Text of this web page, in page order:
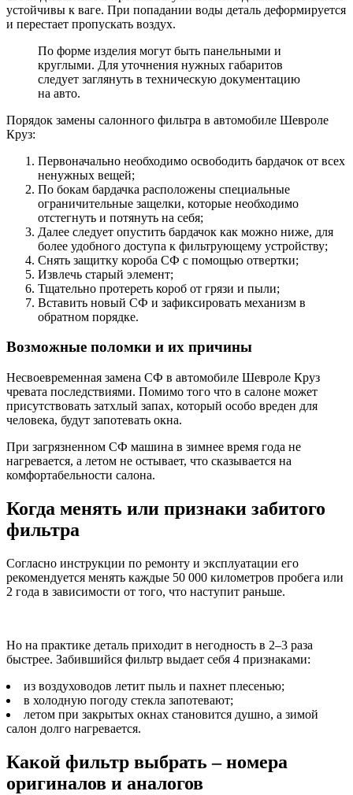
устойчивы к ваге. При попадании воды деталь деформируется
и перестает пропускать воздух.
По форме изделия могут быть панельными и
круглыми. Для уточнения нужных габаритов
следует заглянуть в техническую документацию
на авто.
Порядок замены салонного фильтра в автомобиле Шевроле
Круз:
Первоначально необходимо освободить бардачок от всех
ненужных вещей;
По бокам бардачка расположены специальные
ограничительные защелки, которые необходимо
отстегнуть и потянуть на себя;
Далее следует опустить бардачок как можно ниже, для
более удобного доступа к фильтрующему устройству;
Снять защитку короба СФ с помощью отвертки;
Извлечь старый элемент;
Тщательно протереть короб от грязи и пыли;
Вставить новый СФ и зафиксировать механизм в
обратном порядке.
Возможные поломки и их причины
Несвоевременная замена СФ в автомобиле Шевроле Круз
чревата последствиями. Помимо того что в салоне может
присутствовать затхлый запах, который особо вреден для
человека, будут запотевать окна.
При загрязненном СФ машина в зимнее время года не
нагревается, а летом не остывает, что сказывается на
комфортабельности салона.
Когда менять или признаки забитого
фильтра
Согласно инструкции по ремонту и эксплуатации его
рекомендуется менять каждые 50 000 километров пробега или
2 года в зависимости от того, что наступит раньше.
Но на практике деталь приходит в негодность в 2–3 раза
быстрее. Забившийся фильтр выдает себя 4 признаками:
из воздуховодов летит пыль и пахнет плесенью;
в холодную погоду стекла запотевают;
летом при закрытых окнах становится душно, а зимой
салон долго нагревается.
Какой фильтр выбрать – номера
оригиналов и аналогов